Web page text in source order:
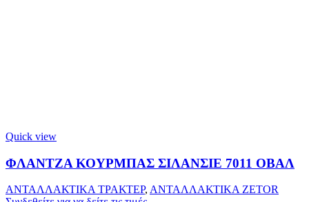
Quick view
ΦΛΑΝΤΖΑ ΚΟΥΡΜΠΑΣ ΣΙΛΑΝΣΙΕ 7011 ΟΒΑΛ
ΑΝΤΑΛΛΑΚΤΙΚΑ ΤΡΑΚΤΕΡ, ΑΝΤΑΛΛΑΚΤΙΚΑ ZETOR